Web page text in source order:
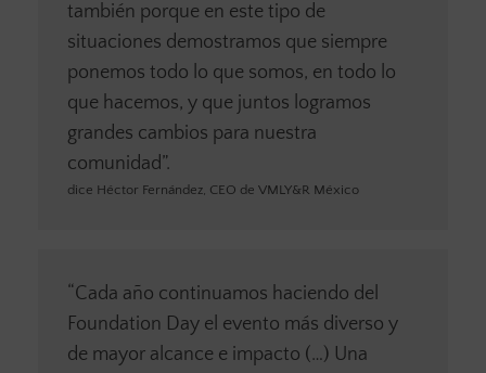
también porque en este tipo de
situaciones demostramos que siempre
ponemos todo lo que somos, en todo lo
que hacemos, y que juntos logramos
grandes cambios para nuestra
comunidad”.
dice Héctor Fernández, CEO de VMLY&R México
“Cada año continuamos haciendo del
Foundation Day el evento más diverso y
de mayor alcance e impacto (…) Una